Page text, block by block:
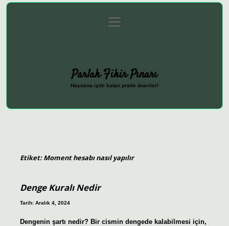
Gizlilik Politikası
menüyü
aç
Parlak Fikir Pınarı
Hayatına ışıltı katan pratik öneriler!
Etiket:Moment hesabı nasıl yapılır
Denge Kuralı Nedir
Tarih: Aralık 4, 2024
Dengenin şartı nedir? Bir cismin dengede kalabilmesi için,